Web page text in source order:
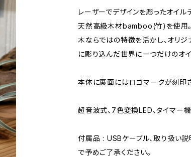
レーザーでデザインを彫ったオイル
天然高級木材bamboo(竹)を使用
木ならではの特徴を活かし、オリジ
に彫り込んだ世界に一つだけのオイ
本体に裏面にはロゴマークが刻印さ
超音波式、7色変換LED、タイマー
付属品 : USBケーブル、取り扱い
で予めご了承ください。